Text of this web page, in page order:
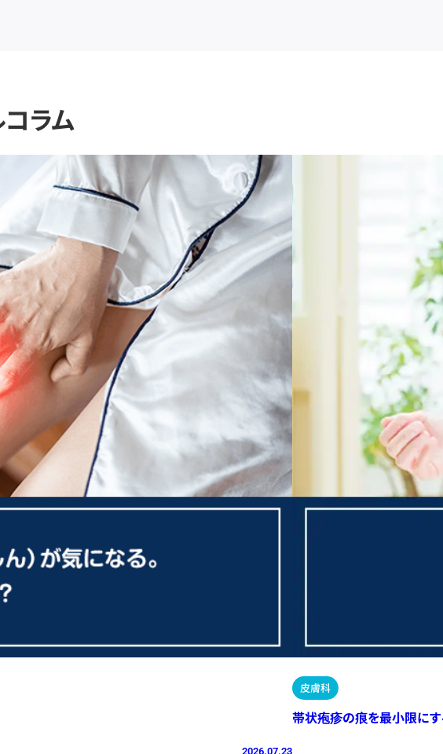
ラム
2026.07.23
皮膚科
帯状疱疹の痕を最小限にす